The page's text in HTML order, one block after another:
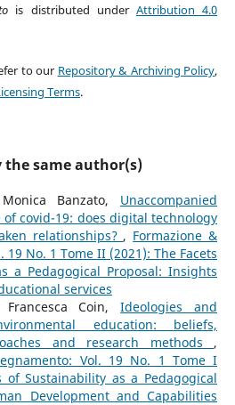
is distributed under Attribution 4.0
to our Repository & Archiving Policy,
Terms.
the same author(s)
Banzato, Unaccompanied
covid-19: does digital technology
relationships? , Formazione &
19 No. 1 Tome II (2021): The Facets
a Pedagogical Proposal: Insights
services
Francesca Coin,Ideologies and
education: beliefs,
and research methods ,
Vol. 19 No. 1 Tome I
of Sustainability as a Pedagogical
Development and Capabilities